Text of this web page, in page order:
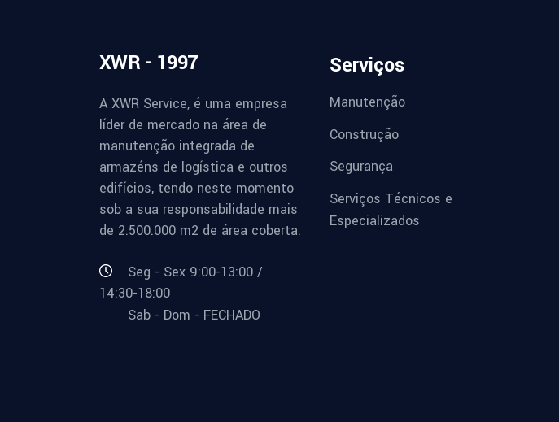
XWR - 1997
A XWR Service, é uma empresa
líder de mercado na área de
manutenção integrada de
armazéns de logística e outros
edifícios, tendo neste momento
sob a sua responsabilidade mais
de 2.500.000 m2 de área coberta.
Seg - Sex 9:00-13:00 /
14:30-18:00
Sab - Dom - FECHADO
Serviços
Manutenção
Construção
Segurança
Serviços Técnicos e
Especializados